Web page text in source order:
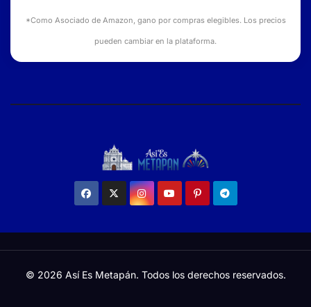
*Como Asociado de Amazon, gano por compras elegibles. Los precios
pueden cambiar en la plataforma.
© 2026 Así Es Metapán. Todos los derechos reservados.